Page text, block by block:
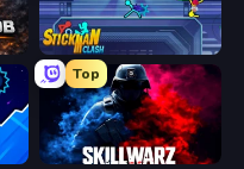
Hazmob FPS: Online Shooter Stickman Clash
Top
SkillWarz